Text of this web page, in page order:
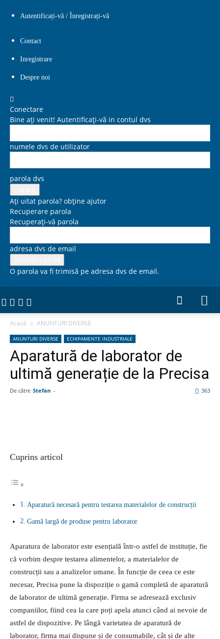
Autentificați-vă / Înregistrați-vă
Contact
Inregistrare
Despre noi
Conectare
Bine ați venit! Autentificați-vă in contul dvs
numele dvs de utilizator
parola dvs
Ați uitat parola? obține ajutor
Recuperare parola
Recuperați-vă parola
adresa dvs de email
O parola va fi trimisă pe adresa dvs de email.
Acasă ANUNTURI DIVERSE
ANUNTURI DIVERSE ECHIPAMENTE INDUSTRIALE
Aparatură de laborator de
ultimă generație de la Precisa
De către Stefan - 363
Cuprins articol
Aparatură necesară pentru testarea materialelor de construcții
Gamă largă de produse pentru laborator
Aparatura de laborator este esențială într-o astfel de instituție, fie
că vorbim despre testarea alimentelor, a materialelor de
construcții sau a analizelor umane. În funcție de ceea ce este
necesar, Precisa pune la dispoziție o gamă completă de aparatură
de laborator de ultimă generație. Firma se adresează exclusiv
companiilor, fiind cea la care poți apela atunci când ai nevoie de
astfel de dispozitive. Pe lângă varietatea de aparatură de
laborator, firma mai dispune și de consumabile, cât și de alte